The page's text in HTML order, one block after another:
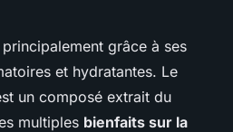
grâce à ses
et hydratantes. Le
un composé extrait du
multiples bienfaits sur la